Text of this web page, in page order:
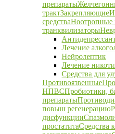
препараты
трактЗакрепляющие
средстваНоотропные
транквилизаторы
Лечение
Нейролептик
Лечение
Средства для
Противоязвенные
НПВСПробиотики,
препараты
повыш регенерацию
дисфункции
простатитаСредства